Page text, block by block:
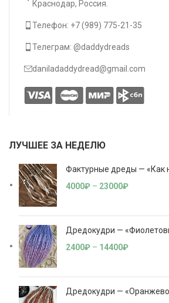
Краснодар, Россия.
Телефон: +7 (989) 775-21-35
Телеграм: @daddydreads
daniladaddydread@gmail.com
ЛУЧШЕЕ ЗА НЕДЕЛЮ
Фактурные дреды — «Как
4000₽ – 23000₽
Дредокудри —
2400₽ – 14400₽
Дредокудри —